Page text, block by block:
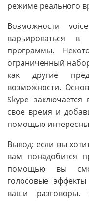
режиме реального
Возможности
варьироваться
программы.
ограниченный
как другие
возможности.
Skype
свое время и
помощью
Вывод: если вы
вам понадобится
помощью вы
голосовые
ваши разговоры.